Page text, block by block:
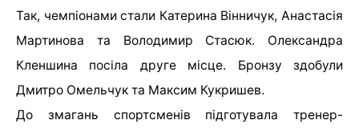
Так, чемпіонами стали Катерина Вінничук, Анастасія
Мартинова та Володимир Стасюк. Олександра
Кленшина посіла друге місце. Бронзу здобули
Дмитро Омельчук та Максим Кукришев.
До змагань спортсменів підготувала тренер-